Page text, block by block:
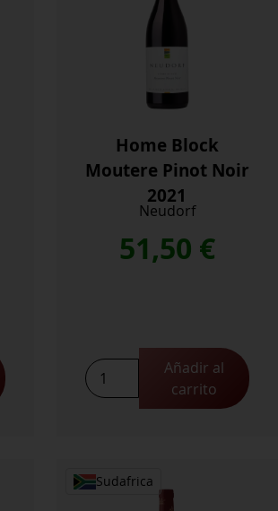
Home Block
Moutere Pinot Noir
2021
Neudorf
51,50 €
Home
Block
Moutere
2021
Añadir al
carrito
Sudafrica